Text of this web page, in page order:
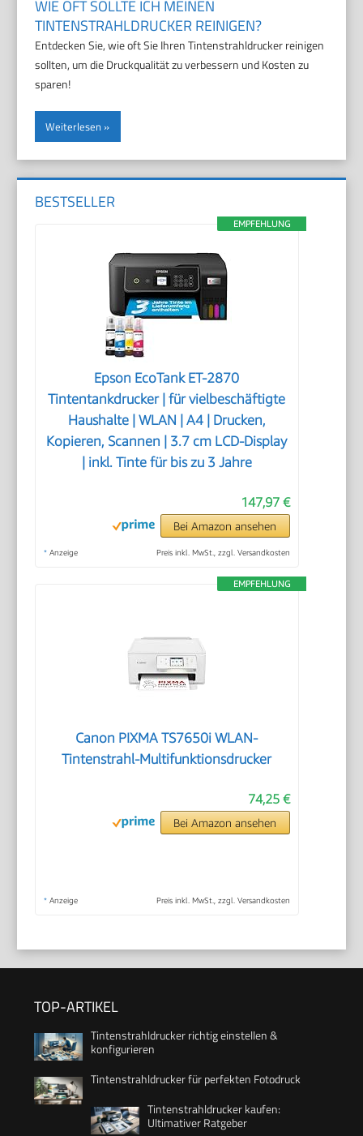
WIE OFT SOLLTE ICH MEINEN
TINTENSTRAHLDRUCKER REINIGEN?
Entdecken Sie, wie oft Sie Ihren Tintenstrahldrucker reinigen
sollten, um die Druckqualität zu verbessern und Kosten zu
sparen!
Weiterlesen
BESTSELLER
EMPFEHLUNG
Epson EcoTank ET-2870
Tintentankdrucker | für vielbeschäftigte
Haushalte | WLAN | A4 | Drucken,
Kopieren, Scannen | 3.7 cm LCD-Display
| inkl. Tinte für bis zu 3 Jahre
147,97 €
Bei Amazon ansehen
* Anzeige Preis inkl. MwSt., zzgl. Versandkosten
EMPFEHLUNG
Canon PIXMA TS7650i WLAN-
Tintenstrahl-Multifunktionsdrucker
74,25 €
Bei Amazon ansehen
* Anzeige Preis inkl. MwSt., zzgl. Versandkosten
TOP-ARTIKEL
Tintenstrahldrucker richtig einstellen &
konfigurieren
Tintenstrahldrucker für perfekten Fotodruck
Tintenstrahldrucker kaufen:
Ultimativer Ratgeber